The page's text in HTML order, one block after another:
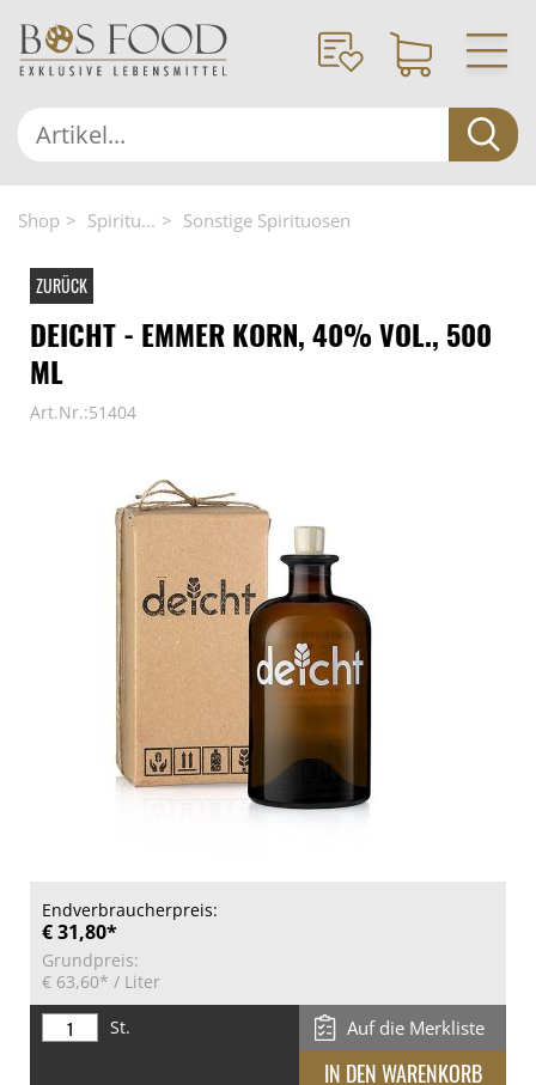
Shop Spiritu... Sonstige Spirituosen
ZURÜCK
DEICHT - EMMER KORN, 40% VOL., 500
ML
Art.Nr.:51404
Endverbraucherpreis:
€ 31,80*
Grundpreis:
€ 63,60* / Liter
St.
Auf die Merkliste